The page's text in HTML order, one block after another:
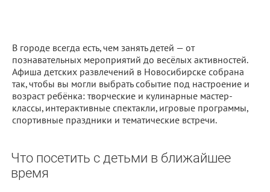
В городе всегда есть, чем занять детей — от
познавательных мероприятий до весёлых активностей.
Афиша детских развлечений в Новосибирске собрана
так, чтобы вы могли выбрать событие под настроение и
возраст ребёнка: творческие и кулинарные мастер-
классы, интерактивные спектакли, игровые программы,
спортивные праздники и тематические встречи.
Что посетить с детьми в ближайшее
время